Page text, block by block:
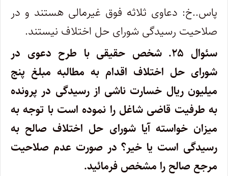
پاس..خ: دعاوی ثلاثه فوق غیرمالی هستند و در
صلاحیت رسیدگی شورای حل اختلاف نیستند.
سئوال ۲۵.
شخص حقیقی با طرح دعوی در
شورای حل اختلاف اقدام به مطالبه مبلغ پنج
میلیون ریال خسارت ناشی از رسیدگی در پرونده
به طرفیت قاضی شاغل را نموده است با توجه به
میزان خواسته آیا شورای حل اختلاف صالح به
رسیدگی است یا خیر؟ در صورت عدم صلاحیت
مرجع صالح را مشخص فرمائید.